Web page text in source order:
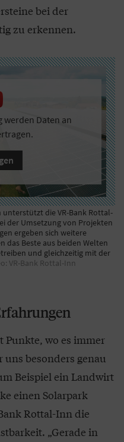
bei der
zu erkennen.
werden Daten an
unterstützt die VR-Bank Rottal-
der Umsetzung von Projekten
ergeben sich weitere
das Beste aus beiden Welten
und gleichzeitig mit der
VR-Bank Rottal-Inn
Punkte, wo es immer
besonders genau
Beispiel ein Landwirt
einen Solarpark
Rottal-Inn die
„Gerade in